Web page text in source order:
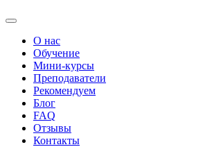
О нас
Обучение
Мини-курсы
Преподаватели
Рекомендуем
Блог
FAQ
Отзывы
Контакты